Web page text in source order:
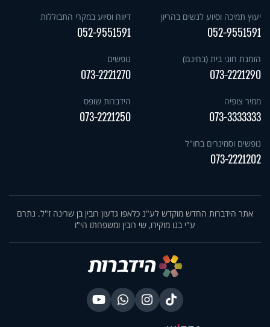
יעוץ תמיכה וסיוע לנשים בהריון
052-9551591
דיווח וסיוע במקרי התבוללות
052-9551591
הזמנת חוגי בית (בחינם)
073-2221290
נופשים
073-2221270
ממיר צופיה
073-3333333
הידברות שופס
073-2221250
נופשים וסמינרים בחו"ל
073-2221202
אתר הידברות החדש מוקדש לע"נ כלאפו גדעון רובין בן שרינה ז"ל. נתרם
ע"י בנו מוקירו, שי רובין ומשפחתו הי"ו